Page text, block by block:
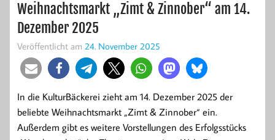
Weihnachtsmarkt „Zimt & Zinnober“ am 14.
Dezember 2025
Veröffentlicht am 24. November 2025
In die KulturBäckerei zieht am 14. Dezember 2025 der
beliebte Weihnachtsmarkt „Zimt & Zinnober“ ein.
Außerdem gibt es weitere Vorstellungen des Erfolgsstücks